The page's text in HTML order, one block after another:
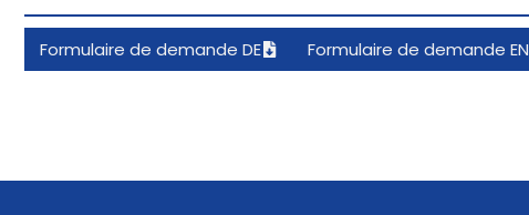
Formulaire de demande DE Formulaire de demande EN